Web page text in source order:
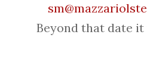
Beyond that date